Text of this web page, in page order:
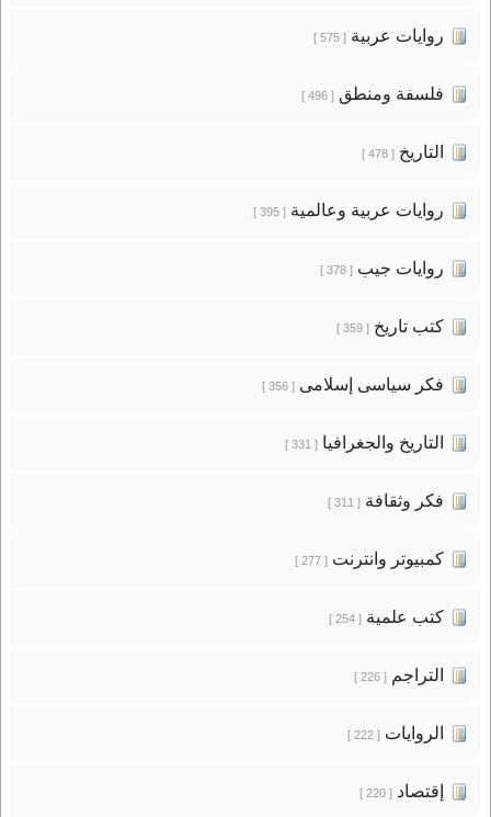
روايات عربية[ 575 ]
فلسفة ومنطق[ 496 ]
التاريخ[ 478 ]
روايات عربية وعالمية[ 395 ]
روايات جيب[ 378 ]
كتب تاريخ[ 359 ]
فكر سياسى إسلامى[ 356 ]
التاريخ والجغرافيا[ 331 ]
فكر وثقافة[ 311 ]
كمبيوتر وانترنت[ 277 ]
كتب علمية[ 254 ]
التراجم[ 226 ]
الروايات[ 222 ]
إقتصاد[ 220 ]